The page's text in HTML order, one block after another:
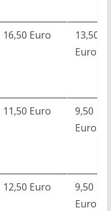
16,50 Euro
13,50
Euro
11,50 Euro
9,50
Euro
12,50 Euro
9,50
Euro